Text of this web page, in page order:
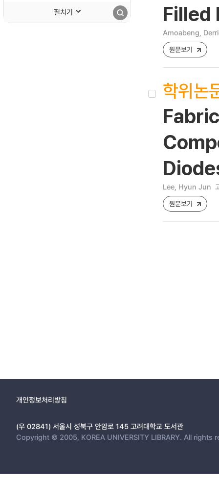
펼치기
Filled
Amoabeng,
원문보기
학위논
Lee, Hyun Jun
원문보기
개인정보처리방침
(우 02841) 서울시 성북구 안암로 145 고려대학교 도서관
Copyright © 2005, KOREA UNIVERSITY LIBRARY. All rights